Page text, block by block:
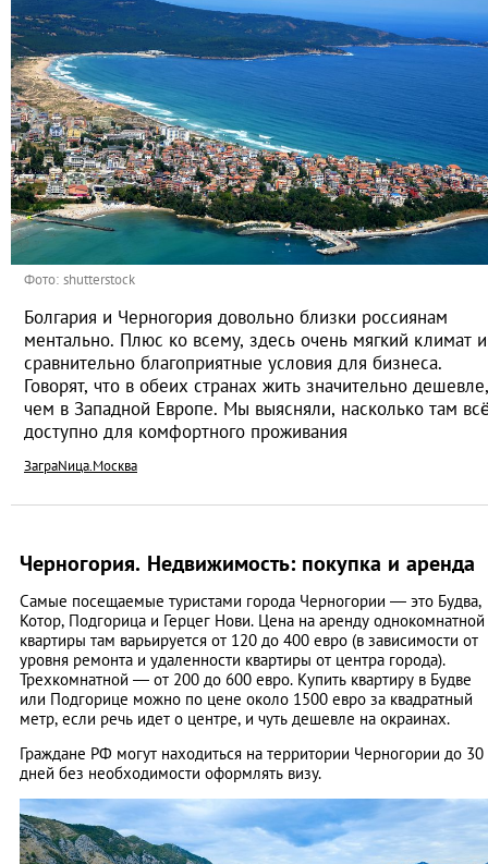
Фото: shutterstock
Болгария и Черногория довольно близки россиянам
ментально. Плюс ко всему, здесь очень мягкий климат и
сравнительно благоприятные условия для бизнеса.
Говорят, что в обеих странах жить значительно дешевле,
чем в Западной Европе. Мы выясняли, насколько там
доступно для комфортного проживания
ЗаграNица.Москва
Черногория. Недвижимость: покупка и аренда
Самые посещаемые туристами города Черногории — это Будва,
Котор, Подгорица и Герцег Нови. Цена на аренду однокомнатной
квартиры там варьируется от 120 до 400 евро (в зависимости от
уровня ремонта и удаленности квартиры от центра города).
Трехкомнатной — от 200 до 600 евро. Купить квартиру в Будве
или Подгорице можно по цене около 1500 евро за квадратный
метр, если речь идет о центре, и чуть дешевле на окраинах.
Граждане РФ могут находиться на территории Черногории до 30
дней без необходимости оформлять визу.